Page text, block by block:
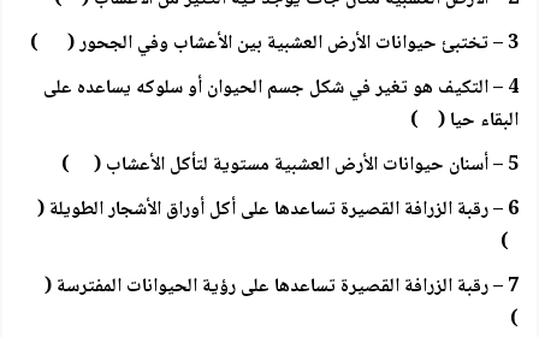
3 – تختبئ حيوانات الأرض العشبية بين الأعشاب وفي الجحور ( )
4 – التكيف هو تغير في شكل جسم الحيوان أو سلوكه يساعده على
البقاء حيا ( )
5 – أسنان حيوانات الأرض العشبية مستوية لتأكل الأعشاب ( )
6 – رقبة الزرافة القصيرة تساعدها على أكل أوراق الأشجار الطويلة (
)
7 – رقبة الزرافة القصيرة تساعدها على رؤية الحيوانات المفترسة (
)